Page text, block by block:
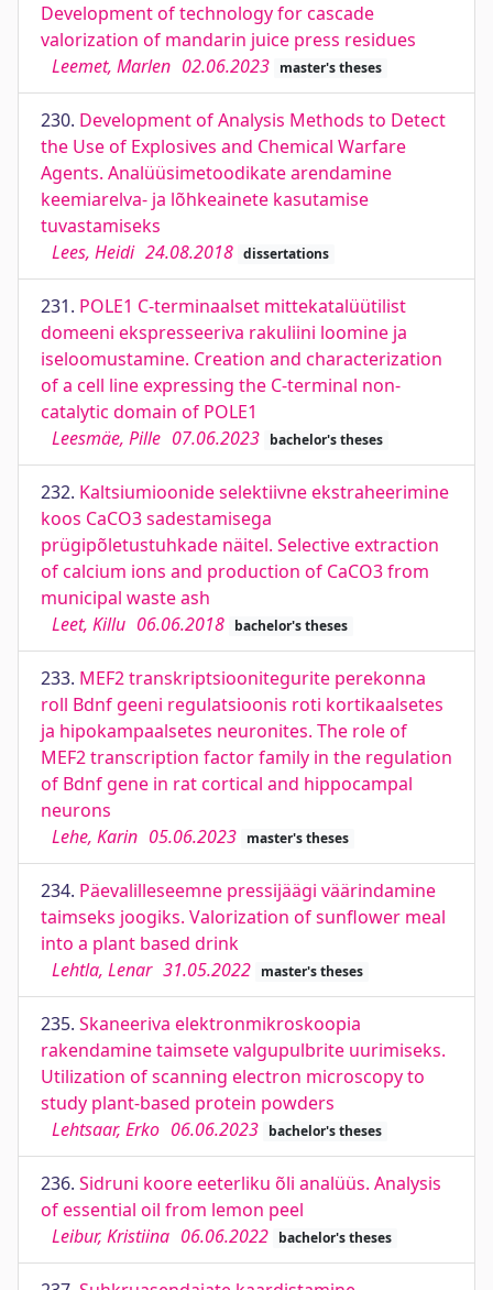
Development of technology for cascade
valorization of mandarin juice press residues
Leemet, Marlen 02.06.2023 master's theses
230. Development of Analysis Methods to Detect
the Use of Explosives and Chemical Warfare
Agents. Analüüsimetoodikate arendamine
keemiarelva- ja lõhkeainete kasutamise
tuvastamiseks
Lees, Heidi 24.08.2018 dissertations
231. POLE1 C-terminaalset mittekatalüütilist
domeeni ekspresseeriva rakuliini loomine ja
iseloomustamine. Creation and characterization
of a cell line expressing the C-terminal non-
catalytic domain of POLE1
Leesmäe, Pille 07.06.2023 bachelor's theses
232. Kaltsiumioonide selektiivne ekstraheerimine
koos CaCO3 sadestamisega
prügipõletustuhkade näitel. Selective extraction
of calcium ions and production of CaCO3 from
municipal waste ash
Leet, Killu 06.06.2018 bachelor's theses
233. MEF2 transkriptsioonitegurite perekonna
roll Bdnf geeni regulatsioonis roti kortikaalsetes
ja hipokampaalsetes neuronites. The role of
MEF2 transcription factor family in the regulation
of Bdnf gene in rat cortical and hippocampal
neurons
Lehe, Karin 05.06.2023 master's theses
234. Päevalilleseemne pressijäägi väärindamine
taimseks joogiks. Valorization of sunflower meal
into a plant based drink
Lehtla, Lenar 31.05.2022 master's theses
235. Skaneeriva elektronmikroskoopia
rakendamine taimsete valgupulbrite uurimiseks.
Utilization of scanning electron microscopy to
study plant-based protein powders
Lehtsaar, Erko 06.06.2023 bachelor's theses
236. Sidruni koore eeterliku õli analüüs. Analysis
of essential oil from lemon peel
Leibur, Kristiina 06.06.2022 bachelor's theses